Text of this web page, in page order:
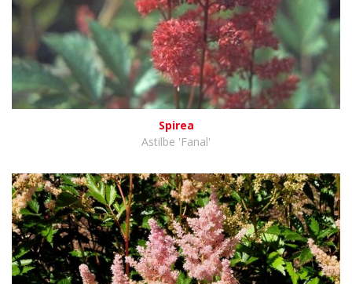
Spirea
Astilbe 'Fanal'